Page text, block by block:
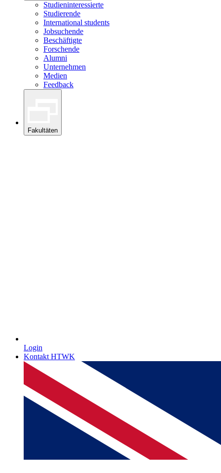
Studieninteressierte
Studierende
International students
Jobsuchende
Beschäftigte
Forschende
Alumni
Unternehmen
Medien
Feedback
Fakultäten
Login
Kontakt HTWK